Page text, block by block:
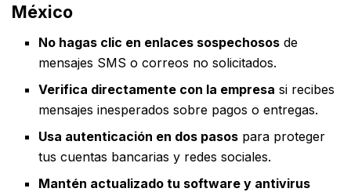
México
No hagas clic en enlaces sospechosos de
mensajes SMS o correos no solicitados.
Verifica directamente con la empresa si recibes
mensajes inesperados sobre pagos o entregas.
Usa autenticación en dos pasos para proteger
tus cuentas bancarias y redes sociales.
Mantén actualizado tu software y antivirus